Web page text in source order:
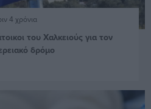
4 χρόνια
του Χαλκειούς για τον
δρόμο